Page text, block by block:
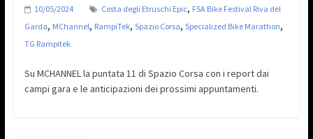
10/05/2024 Costa degli Etruschi Epic, FSA Bike Festival Riva del
Garda, MChannel, RampiTek, Spazio Corsa, Specialized Bike Marathon,
TG Rampitek
Su MCHANNEL la puntata 11 di Spazio Corsa con i report dai
campi gara e le anticipazioni dei prossimi appuntamenti.